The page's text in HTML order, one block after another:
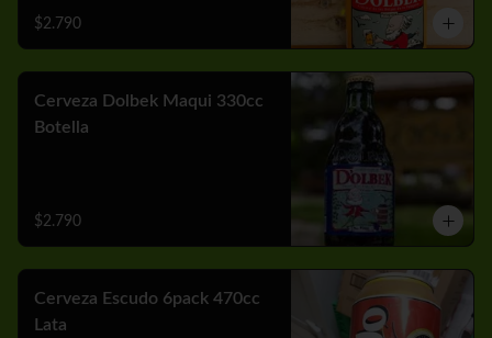
$2.790
Cerveza Dolbek Maqui 330cc
Botella
$2.790
Cerveza Escudo 6pack 470cc
Lata